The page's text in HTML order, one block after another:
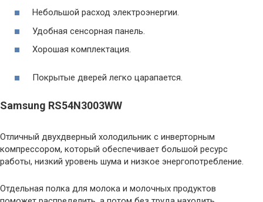
Небольшой расход электроэнергии.
Удобная сенсорная панель.
Хорошая комплектация.
Покрытые дверей легко царапается.
Samsung RS54N3003WW
Отличный двухдверный холодильник с инверторным
компрессором, который обеспечивает большой ресурс
работы, низкий уровень шума и низкое энергопотребление.
Отдельная полка для молока и молочных продуктов